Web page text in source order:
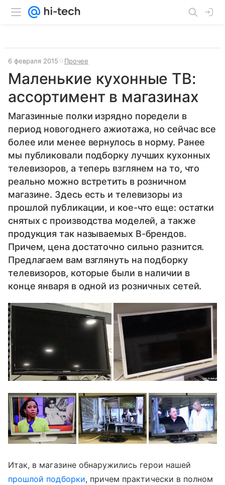
6 февраля 2015 Прочее
Маленькие кухонные ТВ:
ассортимент в магазинах
Магазинные полки изрядно поредели в
период новогоднего ажиотажа, но сейчас все
более или менее вернулось в норму. Ранее
мы публиковали подборку лучших кухонных
телевизоров, а теперь взглянем на то, что
реально можно встретить в розничном
магазине. Здесь есть и телевизоры из
прошлой публикации, и кое-что еще: остатки
снятых с производства моделей, а также
продукция так называемых B-брендов.
Причем, цена достаточно сильно разнится.
Предлагаем вам взглянуть на подборку
телевизоров, которые были в наличии в
конце января в одной из розничных сетей.
Итак, в магазине обнаружились герои нашей
прошлой подборки, причем практически в полном